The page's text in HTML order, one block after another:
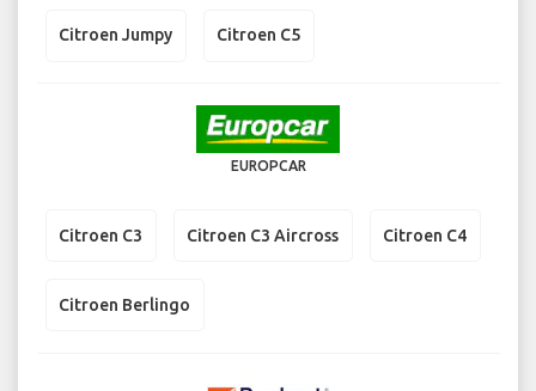
Citroen Jumpy Citroen C5
EUROPCAR
Citroen C3 Citroen C3 Aircross Citroen C4
Citroen Berlingo